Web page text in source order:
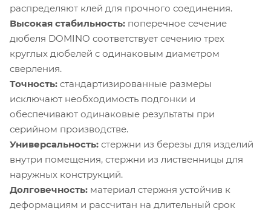
распределяют клей для прочного соединения.
Высокая стабильность: поперечное сечение
дюбеля DOMINO соответствует сечению трех
круглых дюбелей с одинаковым диаметром
сверления.
Точность: стандартизированные размеры
исключают необходимость подгонки и
обеспечивают одинаковые результаты при
серийном производстве.
Универсальность: стержни из березы для изделий
внутри помещения, стержни из лиственницы для
наружных конструкций.
Долговечность: материал стержня устойчив к
деформациям и рассчитан на длительный срок